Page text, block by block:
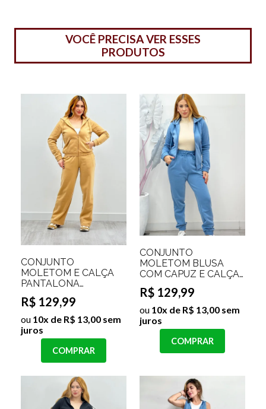
VOCÊ PRECISA VER ESSES
PRODUTOS
CONJUNTO
MOLETOM E CALÇA
PANTALONA
GRACIELE
R$ 129,99
ou 10x de R$ 13,00 sem
juros
COMPRAR
CONJUNTO
MOLETOM BLUSA
COM CAPUZ E CALÇA
FORRADO ANGELINA
Cor:Azul Beb
R$ 129,99
ou 10x de R$ 13,00 sem
juros
COMPRAR